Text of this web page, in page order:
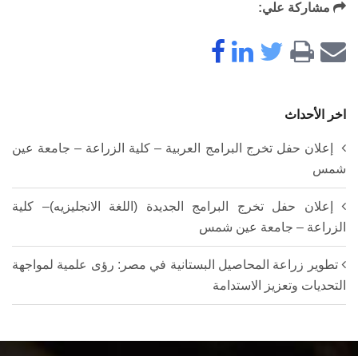
مشاركة علي:
اخر الأحداث
إعلان حفل تخرج البرامج العربية – كلية الزراعة – جامعة عين
شمس
إعلان حفل تخرج البرامج الجديدة (اللغة الانجليزيه)– كلية
الزراعة – جامعة عين شمس
تطوير زراعة المحاصيل البستانية في مصر: رؤى علمية لمواجهة
التحديات وتعزيز الاستدامة